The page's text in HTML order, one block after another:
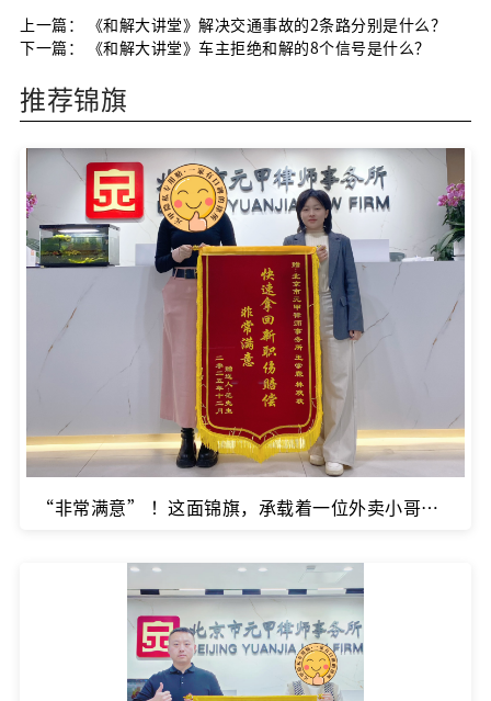
上一篇：
《和解大讲堂》解决交通事故的2条路分别是什么？
下一篇：
《和解大讲堂》车主拒绝和解的8个信号是什么？
推荐锦旗
“非常满意” ！这面锦旗，承载着一位外卖小哥最朴实的感谢